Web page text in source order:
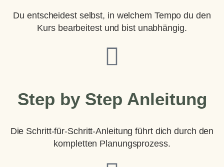
Du entscheidest selbst, in welchem Tempo du den
Kurs bearbeitest und bist unabhängig.
Step by Step Anleitung
Die Schritt-für-Schritt-Anleitung führt dich durch den
kompletten Planungsprozess.